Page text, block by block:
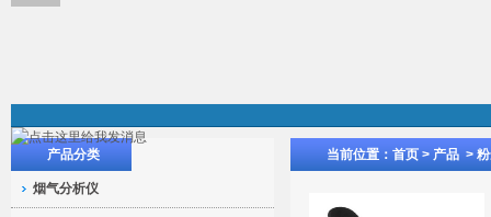
当前位置： 首页 > 产品 >
产品分类
烟气分析仪